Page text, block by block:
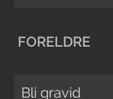
FORELDRE
Bli gravid